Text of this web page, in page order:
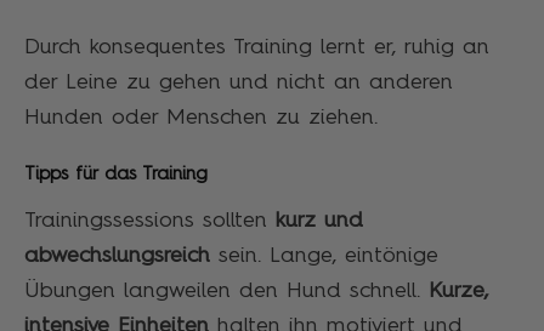
Durch konsequentes Training lernt er, ruhig an
der Leine zu gehen und nicht an anderen
Hunden oder Menschen zu ziehen.
Tipps für das Training
Trainingssessions sollten
kurz und
abwechslungsreich sein. Lange, eintönige
Übungen langweilen den Hund schnell.
Kurze,
intensive Einheiten halten ihn motiviert und